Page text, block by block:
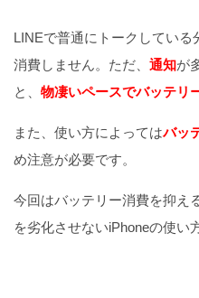
LINEで普通にトークしてい
消費しません。ただ、 通知が
と、 物凄いペースでバッテリ
また、使い方によってはバッ
め注意が必要です。
今回はバッテリー消費を抑え
を劣化させないiPhoneの使い